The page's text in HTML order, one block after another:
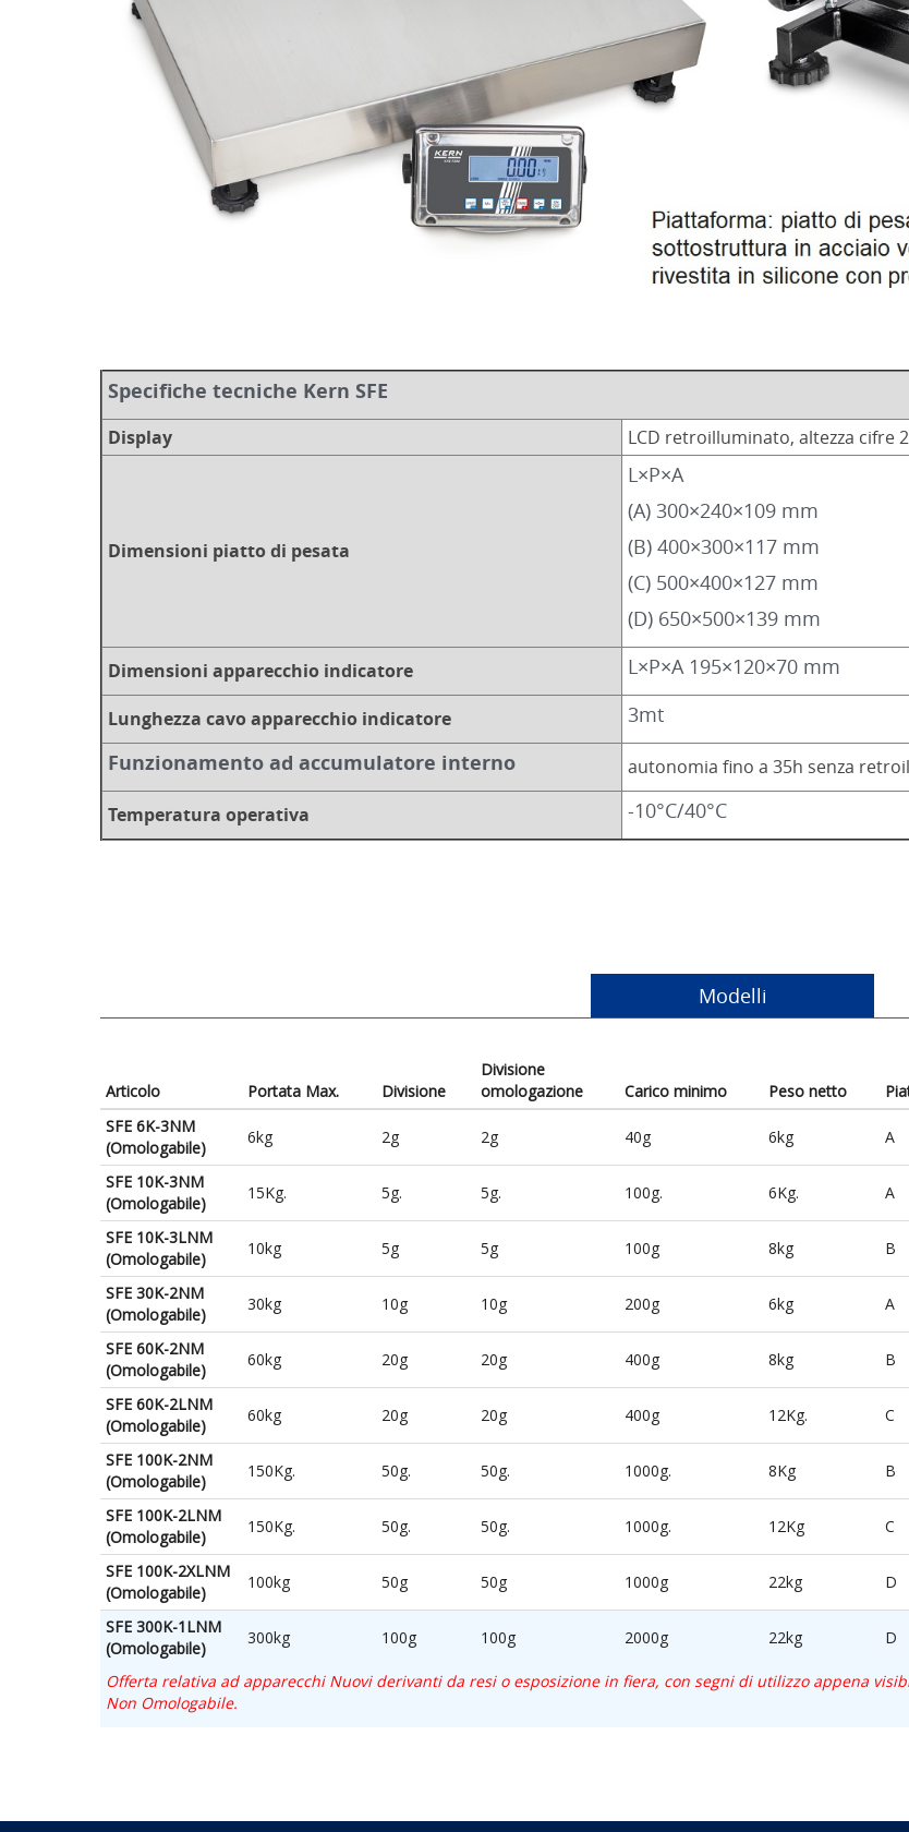
Specifiche tecniche Kern SFE
Display LCD retroilluminato, altezza cifre
Dimensioni piatto di pesata
L×P×A
(A) 300×240×109 mm
(B) 400×300×117 mm
(C) 500×400×127 mm
(D) 650×500×139 mm
Dimensioni apparecchio indicatore L×P×A 195×120×70 mm
Lunghezza cavo apparecchio indicatore
3mt
Funzionamento ad accumulatore interno
autonomia fino a 35h senza
Temperatura operativa
-10°C/40°C
Modelli
Articolo Portata Max. Divisione
Divisione
omologazione
Carico minimo Peso netto
SFE 6K-3NM
(Omologabile)
6kg 2g 2g 40g 6kg A
SFE 10K-3NM
(Omologabile)
15Kg. 5g. 5g. 100g. 6Kg. A
SFE 10K-3LNM
(Omologabile)
10kg 5g 5g 100g 8kg B
SFE 30K-2NM
(Omologabile)
30kg 10g 10g 200g 6kg A
SFE 60K-2NM
(Omologabile)
60kg 20g 20g 400g 8kg B
SFE 60K-2LNM
(Omologabile)
60kg 20g 20g 400g 12Kg. C
SFE 100K-2NM
(Omologabile)
150Kg. 50g. 50g. 1000g. 8Kg B
SFE 100K-2LNM
(Omologabile)
150Kg. 50g. 50g. 1000g. 12Kg C
SFE 100K-2XLNM
(Omologabile)
100kg 50g 50g 1000g 22kg D
SFE 300K-1LNM
(Omologabile)
300kg 100g 100g 2000g 22kg D
Offerta relativa ad apparecchi Nuovi derivanti da resi o esposizione in fiera, con segni di utilizzo appena
Non Omologabile.